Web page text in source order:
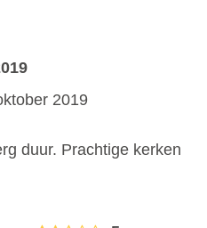
2019
duur. Prachtige kerken